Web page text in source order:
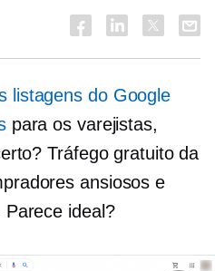
listagens do Google
para os varejistas,
Tráfego gratuito da
ansiosos e
ideal?